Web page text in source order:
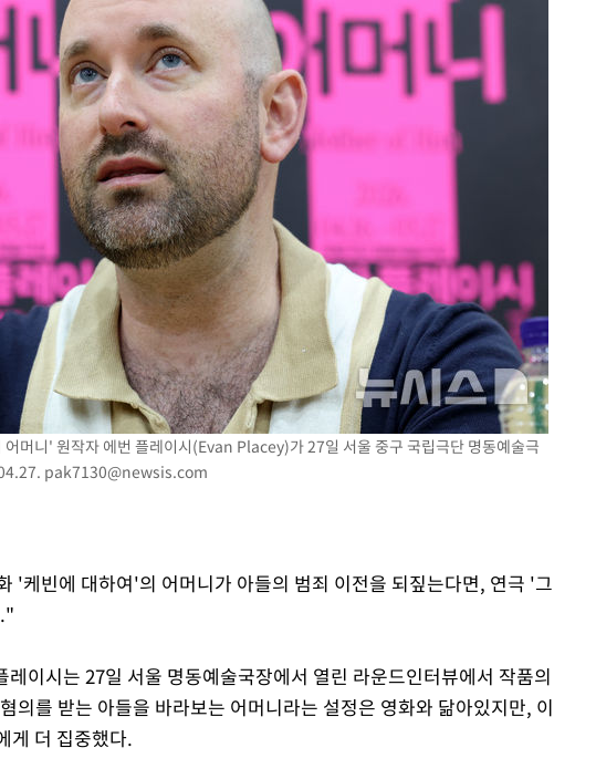
가 1.3억원
숨진 채 발견
한일전
·1명 실종
위, 열대야 계속[다음주
기회로 삼겠다"
걱정 안겨드려 죄송"
1.3%↑
머니' 원작자 에번 플레이시(Evan Placey)가 27일 서울 중구 국립극단 명동예술극
pak7130@newsis.com
'케빈에 대하여'의 어머니가 아들의 범죄 이전을 되짚는다면, 연극 '그
이시는 27일 서울 명동예술국장에서 열린 라운드인터뷰에서 작품의
의를 받는 아들을 바라보는 어머니라는 설정은 영화와 닮아있지만, 이
게 더 집중했다.